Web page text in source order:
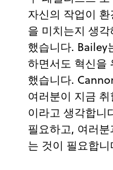
자신의 작업이
을 미치는지 생
했습니다. Bailey
하면서도 혁신을
했습니다.
여러분이 지금
이라고 생각합니
필요하고, 여러
는 것이 필요합